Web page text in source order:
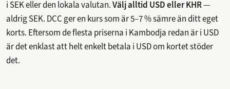
i SEK eller den lokala valutan.Välj alltid USD eller KHR—
aldrig SEK. DCC ger en kurs som är 5–7 % sämre än ditt eget
korts. Eftersom de flesta priserna i Kambodja redan är i USD
är det enklast att helt enkelt betala i USD om kortet stöder
det.